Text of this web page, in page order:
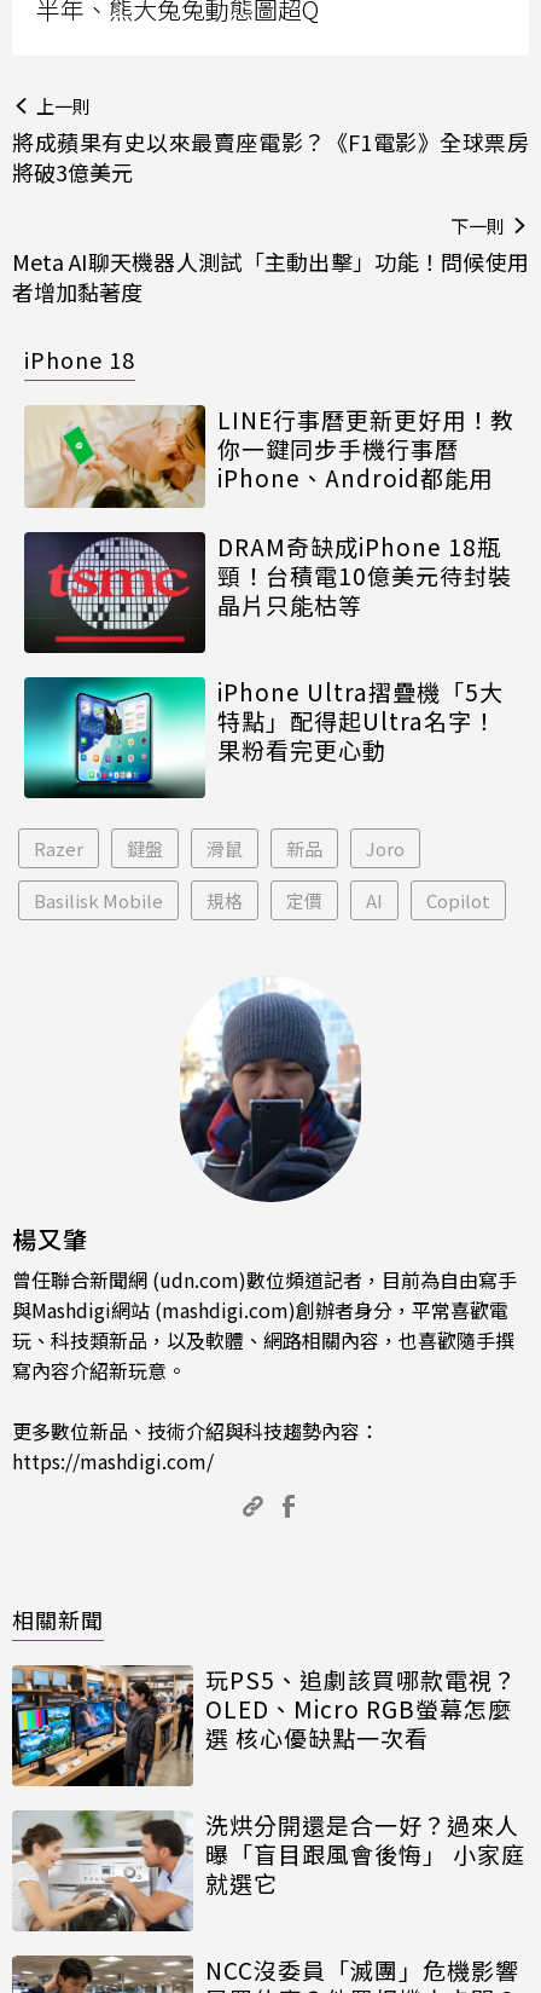
半年、熊大兔兔動態圖超Q
上一則
將成蘋果有史以來最賣座電影？《F1電影》全球票房
將破3億美元
下一則
Meta AI聊天機器人測試「主動出擊」功能！問候使用
者增加黏著度
iPhone 18
LINE行事曆更新更好用！教
你一鍵同步手機行事曆
iPhone、Android都能用
DRAM奇缺成iPhone 18瓶
頸！台積電10億美元待封裝
晶片只能枯等
iPhone Ultra摺疊機「5大
特點」配得起Ultra名字！
果粉看完更心動
Razer 鍵盤 滑鼠 新品 Joro
Basilisk Mobile 規格 定價 AI Copilot
楊又肇
曾任聯合新聞網 (udn.com)數位頻道記者，目前為自由寫手
與Mashdigi網站 (mashdigi.com)創辦者身分，平常喜歡電
玩、科技類新品，以及軟體、網路相關內容，也喜歡隨手撰
寫內容介紹新玩意。
更多數位新品、技術介紹與科技趨勢內容：
https://mashdigi.com/
相關新聞
玩PS5、追劇該買哪款電視？
OLED、Micro RGB螢幕怎麼
選 核心優缺點一次看
洗烘分開還是合一好？過來人
曝「盲目跟風會後悔」 小家庭
就選它
NCC沒委員「滅團」危機影響